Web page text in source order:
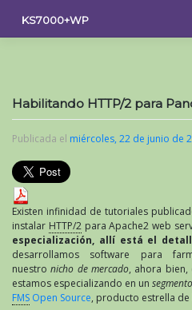
contenido
KS7000+WP
Habilitando HTTP/2 para
Publicada el miércoles, 22 de junio de
Existen infinidad de tutoriales
instalar HTTP/2para Apache2 web
especialización, allí está el
desarrollamos software para
nuestronicho de mercado, ahora
estamos especializando en un
FMS Open Source, producto estrella de